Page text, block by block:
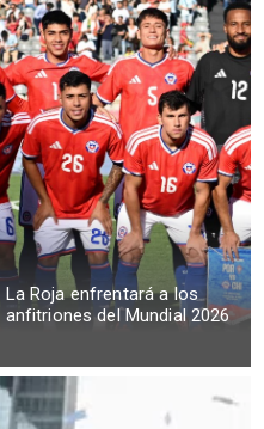
La Roja enfrentará a los
anfitriones del Mundial 2026